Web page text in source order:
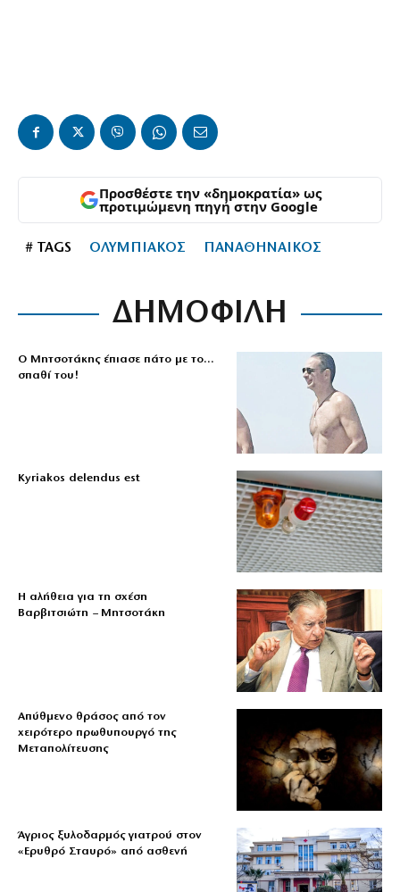
Προσθέστε την «δημοκρατία» ως
προτιμώμενη πηγή στην Google
# TAGS ΟΛΥΜΠΙΑΚΟΣ ΠΑΝΑΘΗΝΑΙΚΟΣ
ΔΗΜΟΦΙΛΗ
Ο Μητσοτάκης έπιασε πάτο με το…
σπαθί του!
Kyriakos delendus est
Η αλήθεια για τη σχέση
Βαρβιτσιώτη – Μητσοτάκη
Απύθμενο θράσος από τον
χειρότερο πρωθυπουργό της
Μεταπολίτευσης
Άγριος ξυλοδαρμός γιατρού στον
«Ερυθρό Σταυρό» από ασθενή